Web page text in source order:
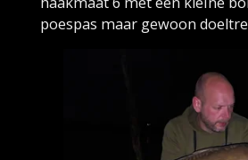
poespas maar gewoon